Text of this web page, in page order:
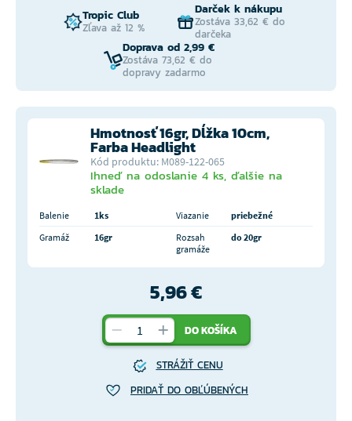
Tropic Club
Zľava až 12 %
Darček k nákupu
Zostáva 33,62 € do
darčeka
Doprava od 2,99 €
Zostáva 73,62 € do
dopravy zadarmo
Hmotnosť 16gr, Dĺžka 10cm,
Farba Headlight
Kód produktu: M089-122-065
Ihneď na odoslanie 4 ks, ďalšie na
sklade
Balenie 1ks Viazanie
priebežné
Gramáž
16gr
Rozsah
gramáže
do 20gr
5,96 €
DO KOŠÍKA
STRÁŽIŤ CENU
PRIDAŤ DO OBĽÚBENÝCH